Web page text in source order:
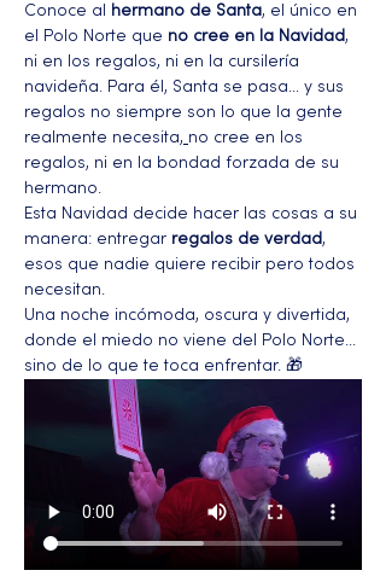
Conoce al
hermano de Santa, el único en
el Polo Norte que no cree en la Navidad,
ni en los regalos, ni en la cursilería
navideña. Para él, Santa se pasa… y sus
regalos no siempre son lo que la gente
realmente necesita, no cree en los
regalos, ni en la bondad forzada de su
hermano.
Esta Navidad decide hacer las cosas a su
manera: entregar regalos de verdad,
esos que nadie quiere recibir pero todos
necesitan.
Una noche incómoda, oscura y divertida,
donde el miedo no viene del Polo Norte…
sino de lo que te toca enfrentar. 🎁